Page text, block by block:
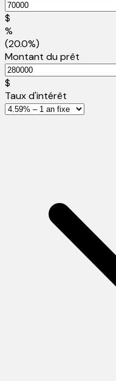
$
%
(20.0%)
Montant du prêt
$
Taux d'intérêt